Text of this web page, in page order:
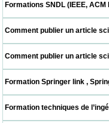
Formations SNDL (IEEE,
Comment publier un
Comment publier un
Formation Springer link ,
Formation techniques de